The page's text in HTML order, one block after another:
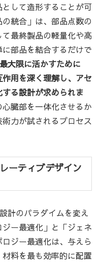
して造形することが可
統合」は、部品点数の
最終製品の軽量化や高
部品を結合するだけで
大限に活かすために
用を深く理解し、アセ
る設計が求められま
臓部を一体化させるか
力が試されるプロセス
ーティブデザイン
計のパラダイムを変え
ー最適化」と「ジェネ
ジー最適化は、与えら
料を最も効率的に配置